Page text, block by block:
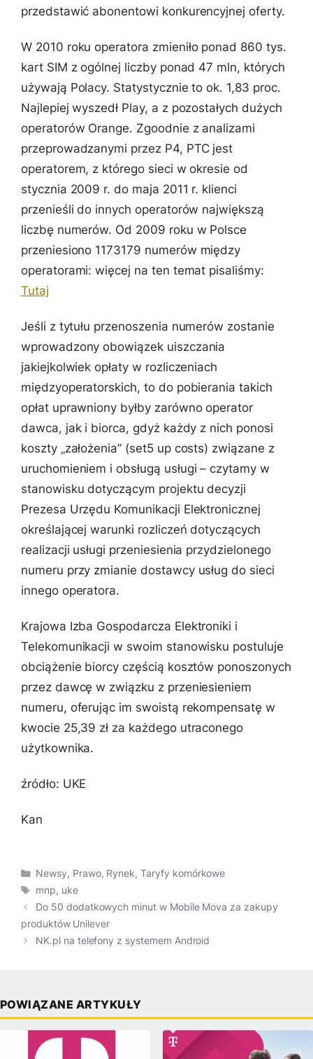
przedstawić abonentowi konkurencyjnej oferty.
W 2010 roku operatora zmieniło ponad 860 tys.
kart SIM z ogólnej liczby ponad 47 mln, których
używają Polacy. Statystycznie to ok. 1,83 proc.
Najlepiej wyszedł Play, a z pozostałych dużych
operatorów Orange. Zgoodnie z analizami
przeprowadzanymi przez P4, PTC jest
operatorem, z którego sieci w okresie od
stycznia 2009 r. do maja 2011 r. klienci
przenieśli do innych operatorów największą
liczbę numerów. Od 2009 roku w Polsce
przeniesiono 1173179 numerów między
operatorami: więcej na ten temat pisaliśmy:
Tutaj
Jeśli z tytułu przenoszenia numerów zostanie
wprowadzony obowiązek uiszczania
jakiejkolwiek opłaty w rozliczeniach
międzyoperatorskich, to do pobierania takich
opłat uprawniony byłby zarówno operator
dawca, jak i biorca, gdyż każdy z nich ponosi
koszty „założenia” (set5 up costs) związane z
uruchomieniem i obsługą usługi – czytamy w
stanowisku dotyczącym projektu decyzji
Prezesa Urzędu Komunikacji Elektronicznej
określającej warunki rozliczeń dotyczących
realizacji usługi przeniesienia przydzielonego
numeru przy zmianie dostawcy usług do sieci
innego operatora.
Krajowa Izba Gospodarcza Elektroniki i
Telekomunikacji w swoim stanowisku postuluje
obciążenie biorcy częścią kosztów ponoszonych
przez dawcę w związku z przeniesieniem
numeru, oferując im swoistą rekompensatę w
kwocie 25,39 zł za każdego utraconego
użytkownika.
źródło: UKE
Kan
Kategorie
Newsy, Prawo, Rynek,Taryfy komórkowe
Tagi
mnp, uke
Do 50 dodatkowych minut w Mobile Mova za zakupy
produktów Unilever
NK.pl na telefony z systemem Android
POWIĄZANE ARTYKUŁY